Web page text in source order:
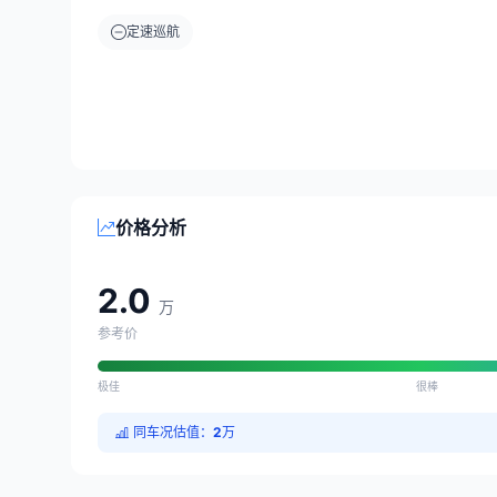
定速巡航
价格分析
2.0 万
参考价
极佳 很棒
同车况估值： 2万